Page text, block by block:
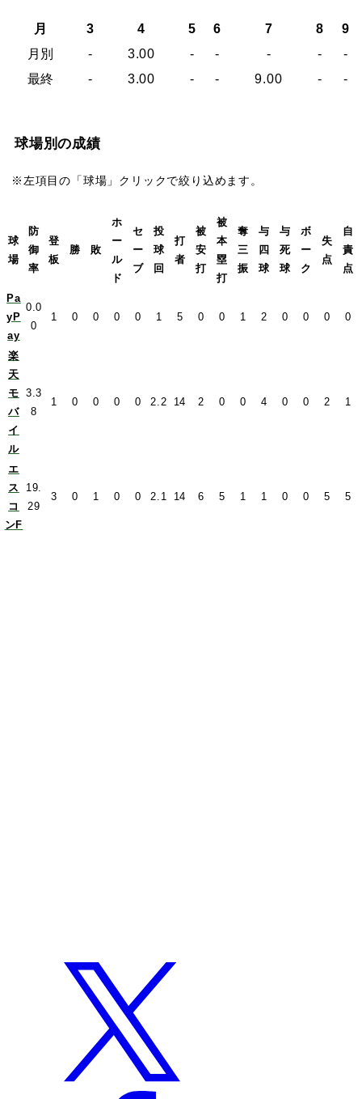
月 3 4 5 6 7 8
9
月別
- 3.00 - - - -
-
最終
- 3.00 - - 9.00 - -
球場別の成績
※左項目の「球場」クリックで絞り込めます。
球
場
防
御
率
登
板
勝 敗
ホ
ー
ル
ド
セ
ー
ブ
投
球
回
打
者
被
安
打
被
本
塁
打
奪
三
振
与
四
球
与
死
球
ボ
ー
ク
失
点
自
責
点
Pa
yP
ay
0.0
0
1 0 0 0 0 1 5 0 0 1 2 0 0 0 0
楽
天
モ
バ
イ
ル
3.3
8
1 0 0 0 0 2.2 14 2 0 0 4 0 0 2 1
エ
ス
コ
ンF
19.
29
3 0 1 0 0 2.1 14 6 5 1 1 0 0 5 5